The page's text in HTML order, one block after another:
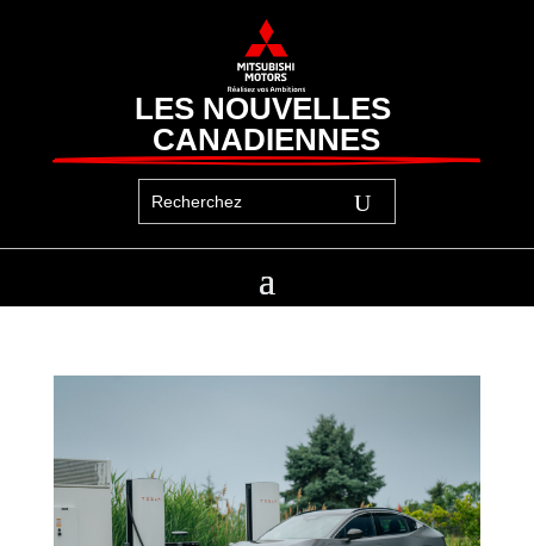
LES NOUVELLES
CANADIENNES